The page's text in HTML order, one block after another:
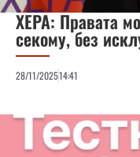
ХЕРА: Правата
секому, без
28/11/202514:41